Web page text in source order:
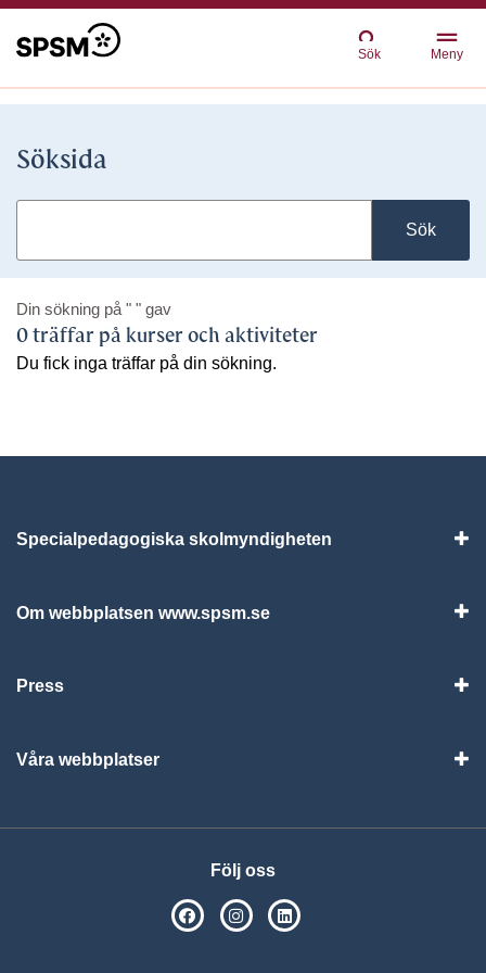
Sök Meny
Söksida
Sök
Din sökning på " " gav
0 träffar på kurser och aktiviteter
Du fick inga träffar på din sökning.
Specialpedagogiska skolmyndigheten
Om webbplatsen www.spsm.se
Press
Våra webbplatser
Följ oss
SPSM på Facebook
SPSM på Instagram